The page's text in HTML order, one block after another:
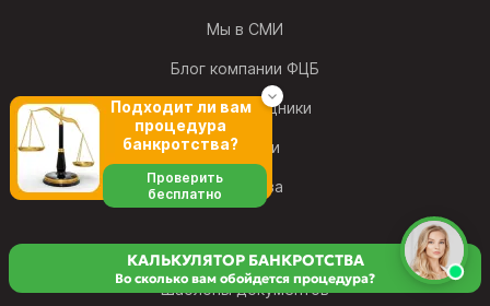
Мы в СМИ
Блог компании ФЦБ
Наши сотрудники
Вакансии
Франшиза
Шаблоны документов
КАЛЬКУЛЯТОР БАНКРОТСТВА
Во сколько вам обойдется процедура?
Подходит ли вам
процедура
банкротства?
Проверить
бесплатно